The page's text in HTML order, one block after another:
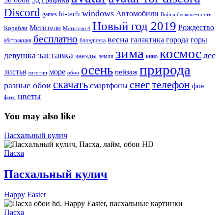
Discord games hi-tech windows Автомобили Война бесконечности
Корабли Мстители Мстители 4 Новый год 2019 Рождество
абстракция бесплатно блондинка весна галактика города горы
девушка заставка звезды земля зима кино космос лес
листья логотип море обои осень пейзаж природа
разные обои скачать смартфоны снегтелефон фон
фото цветы
You may also like
Пасхальный кулич
Пасха
Пасхальный кулич
Happy Easter
Пасха